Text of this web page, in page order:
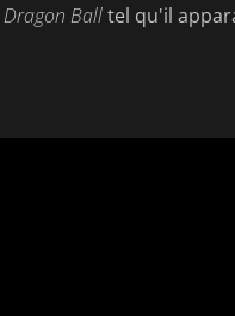
Dragon Balltel qu'il